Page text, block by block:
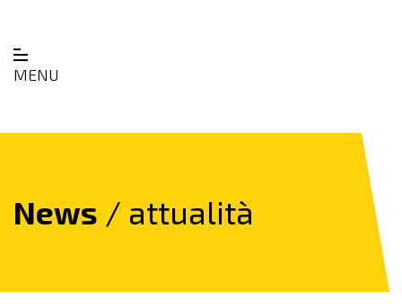
MENU
News / attualità